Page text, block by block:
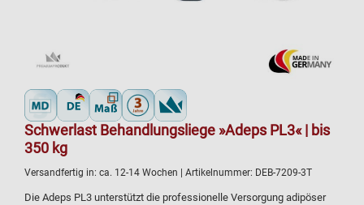
Schwerlast Behandlungsliege »Adeps PL3« | bis
350 kg
Versandfertig in: ca. 12-14 Wochen | Artikelnummer: DEB-7209-3T
Die Adeps PL3 unterstützt die professionelle Versorgung adipöser